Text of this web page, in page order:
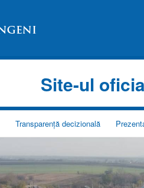
Site-ul
Transparență decizională